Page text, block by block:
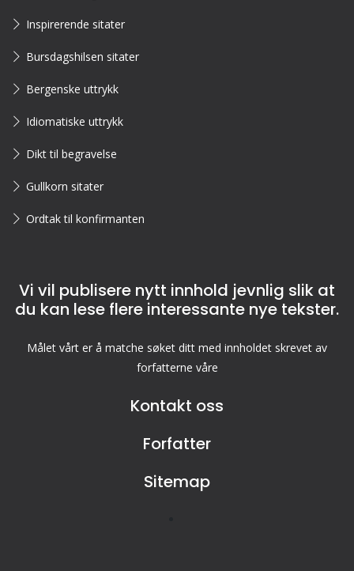
Inspirerende sitater
Bursdagshilsen sitater
Bergenske uttrykk
Idiomatiske uttrykk
Dikt til begravelse
Gullkorn sitater
Ordtak til konfirmanten
Vi vil publisere nytt innhold jevnlig slik at
du kan lese flere interessante nye tekster.
Målet vårt er å matche søket ditt med innholdet skrevet av
forfatterne våre
Kontakt oss
Forfatter
Sitemap